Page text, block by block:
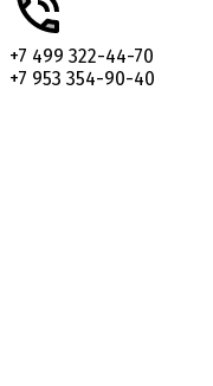
+7 499 322-44-70
+7 953 354-90-40